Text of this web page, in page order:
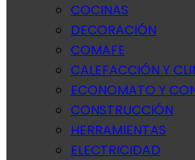
COCINAS
DECORACIÓN
COMAFE
CALEFACCIÓN Y
ECONOMATO Y
CONSTRUCCIÓN
HERRAMIENTAS
ELECTRICIDAD